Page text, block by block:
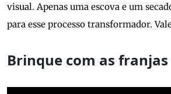
visual. Apenas uma escova e um
para esse processo transformador.
Brinque com as